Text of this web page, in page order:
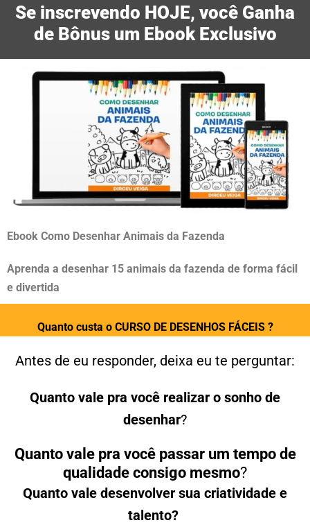
l
a
s
s
i
f
i
c
a
d
o
c
m
o
5
d
e
5
Se inscrevendo HOJE, você Ganha
de Bônus um Ebook Exclusivo
Ebook Como Desenhar Animais da Fazenda
Aprenda a desenhar 15 animais da fazenda de forma fácil
e divertida
Quanto custa o CURSO DE DESENHOS FÁCEIS ?
Antes de eu responder, deixa eu te perguntar:
Quanto vale pra você realizar o sonho de
desenhar?
Quanto vale pra você passar um tempo de
qualidade consigo mesmo?
Quanto vale desenvolver sua criatividade e
talento?